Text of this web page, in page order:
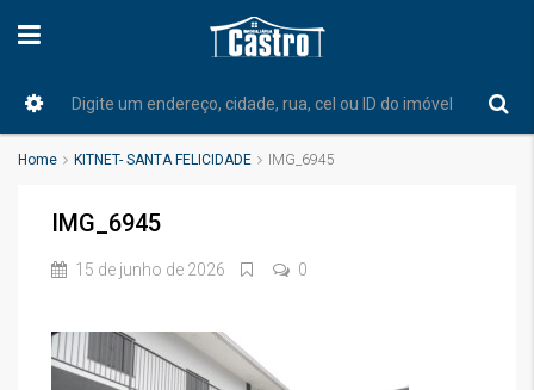
Home KITNET- SANTA FELICIDADE IMG_6945
IMG_6945
15 de junho de 2026 0